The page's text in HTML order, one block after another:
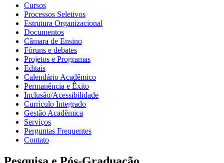
Cursos
Processos Seletivos
Estrutura Organizacional
Documentos
Câmara de Ensino
Fóruns e debates
Projetos e Programas
Editais
Calendário Acadêmico
Permanência e Êxito
Inclusão/Acessibilidade
Currículo Integrado
Gestão Acadêmica
Serviços
Perguntas Frequentes
Contato